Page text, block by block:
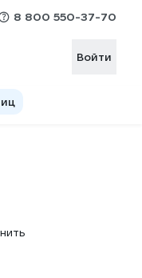
8 800 550-37-70
Войти